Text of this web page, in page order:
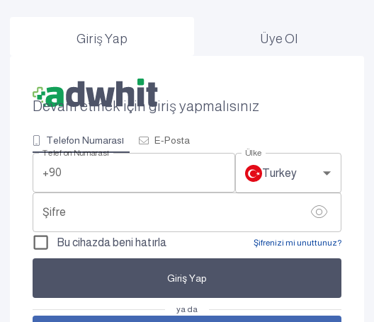
Giriş Yap Üye Ol
Devam etmek için giriş yapmalısınız
Telefon Numarası E-Posta
Telefon Numarası
+90
Ülke
Turkey
Şifre
Bu cihazda beni hatırla Şifrenizi mi unuttunuz?
Giriş Yap
ya da